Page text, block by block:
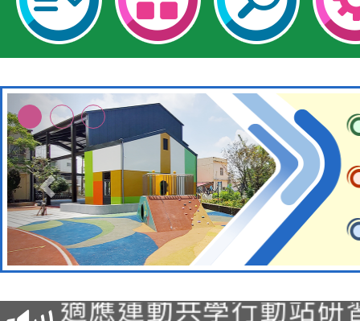
本校115學年度第2次
招甄選結果公告(無人
適應運動共學行動站研